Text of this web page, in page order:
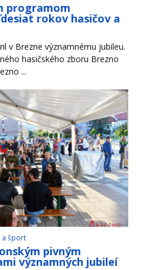
programom
rokov hasičov a
v Brezne významnému jubileu.
hasičského zboru Brezno
...
a šport
pivným
významných jubileí